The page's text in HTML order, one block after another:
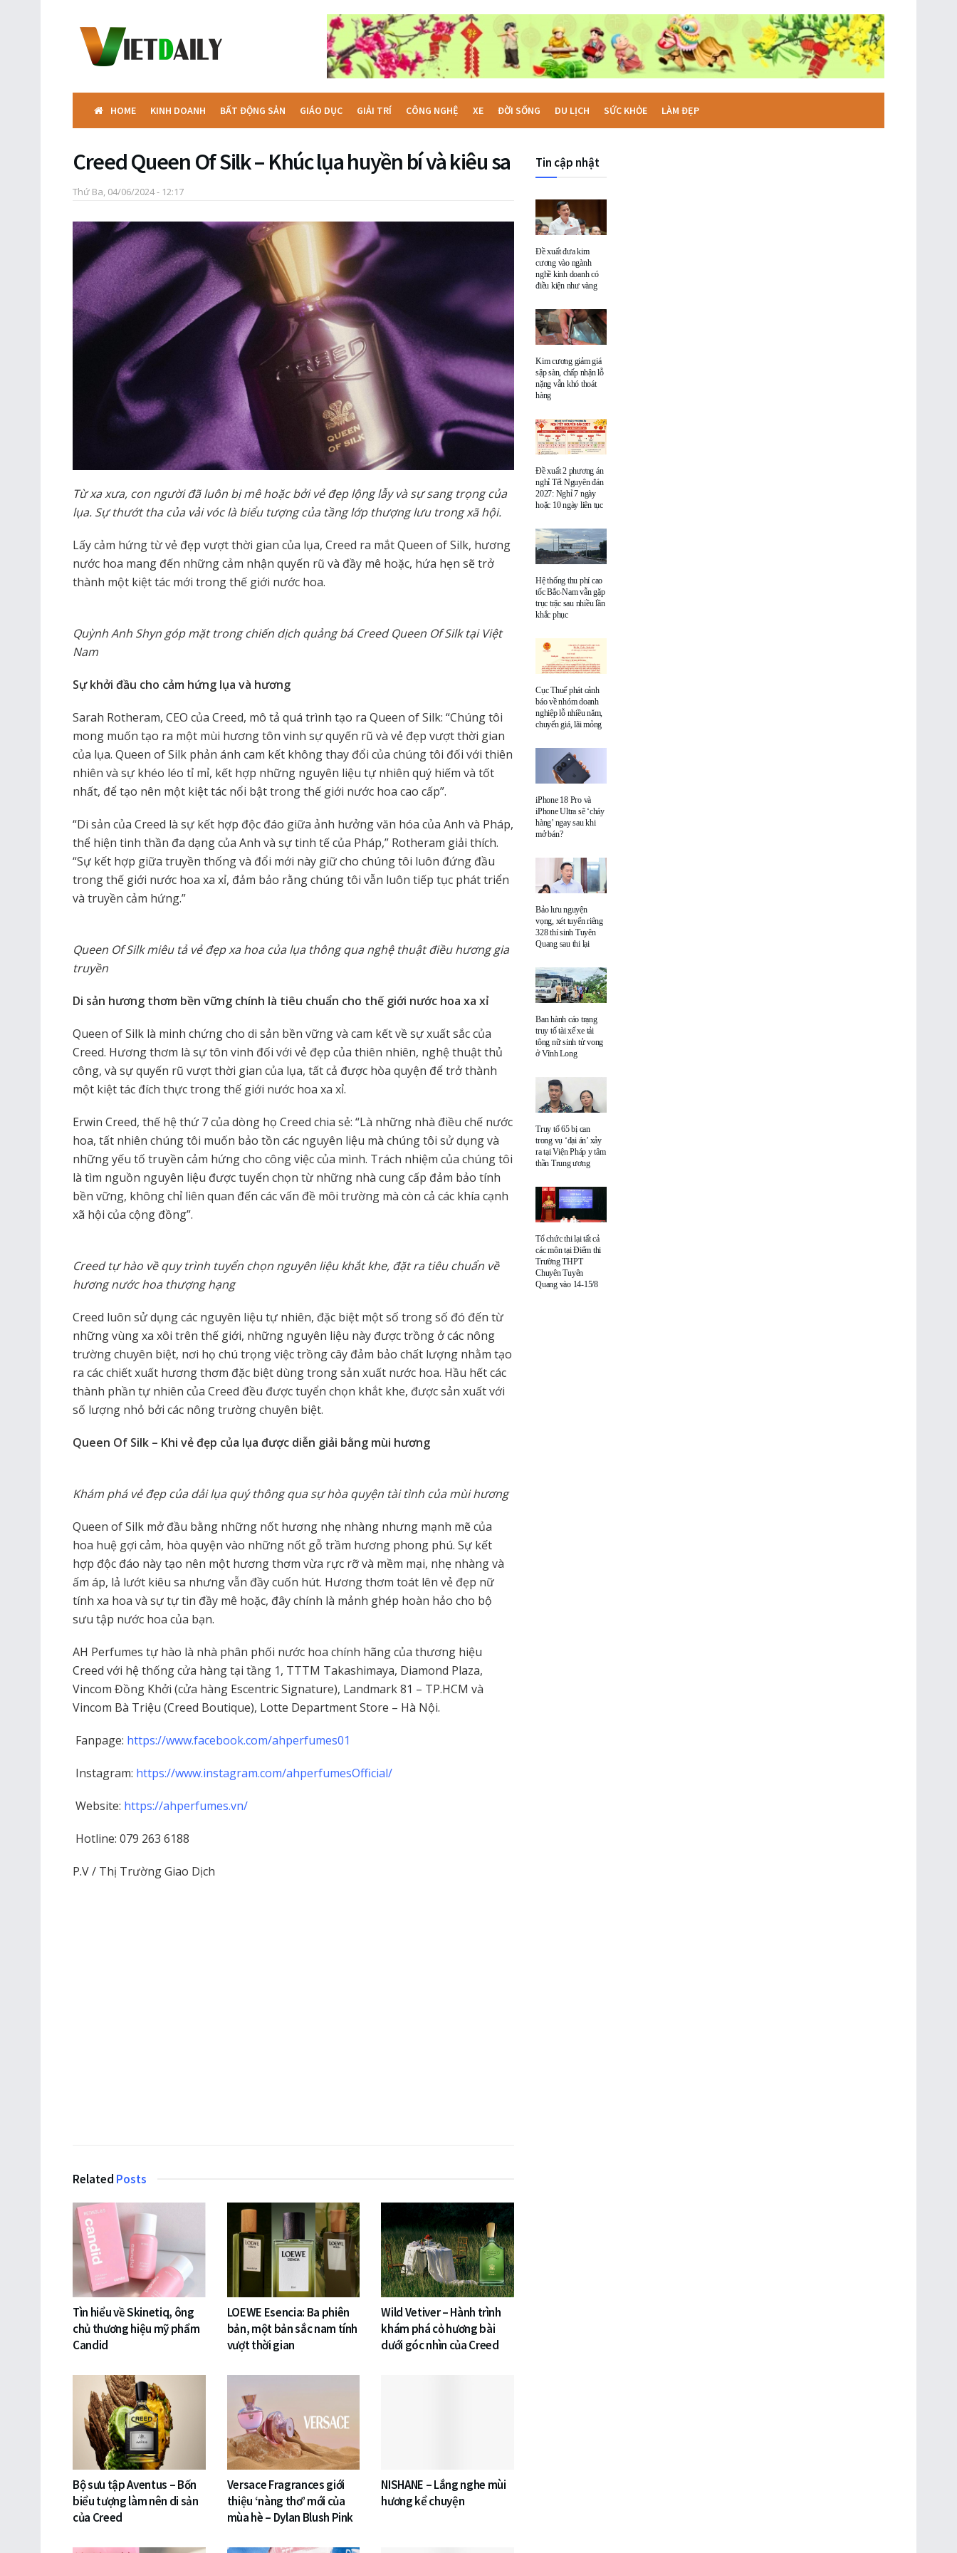
HOME KINH DOANH BẤT ĐỘNG SẢN GIÁO DỤC GIẢI TRÍ CÔNG NGHỆ XE ĐỜI SỐNG DU LỊCH SỨC KHỎE LÀM ĐẸP
Creed Queen Of Silk – Khúc lụa huyền bí và kiêu sa
Thứ Ba, 04/06/2024 - 12:17
Từ xa xưa, con người đã luôn bị mê hoặc bởi vẻ đẹp lộng lẫy và sự sang trọng của
lụa. Sự thướt tha của vải vóc là biểu tượng của tầng lớp thượng lưu trong xã hội.
Lấy cảm hứng từ vẻ đẹp vượt thời gian của lụa, Creed ra mắt Queen of Silk, hương
nước hoa mang đến những cảm nhận quyến rũ và đầy mê hoặc, hứa hẹn sẽ trở
thành một kiệt tác mới trong thế giới nước hoa.
Quỳnh Anh Shyn góp mặt trong chiến dịch quảng bá Creed Queen Of Silk tại Việt
Nam
Sự khởi đầu cho cảm hứng lụa và hương
Sarah Rotheram, CEO của Creed, mô tả quá trình tạo ra Queen of Silk: “Chúng tôi
mong muốn tạo ra một mùi hương tôn vinh sự quyến rũ và vẻ đẹp vượt thời gian
của lụa. Queen of Silk phản ánh cam kết không thay đổi của chúng tôi đối với thiên
nhiên và sự khéo léo tỉ mỉ, kết hợp những nguyên liệu tự nhiên quý hiếm và tốt
nhất, để tạo nên một kiệt tác nổi bật trong thế giới nước hoa cao cấp”.
“Di sản của Creed là sự kết hợp độc đáo giữa ảnh hưởng văn hóa của Anh và Pháp,
thể hiện tinh thần đa dạng của Anh và sự tinh tế của Pháp,” Rotheram giải thích.
“Sự kết hợp giữa truyền thống và đổi mới này giữ cho chúng tôi luôn đứng đầu
trong thế giới nước hoa xa xỉ, đảm bảo rằng chúng tôi vẫn luôn tiếp tục phát triển
và truyền cảm hứng.”
Queen Of Silk miêu tả vẻ đẹp xa hoa của lụa thông qua nghệ thuật điều hương gia
truyền
Di sản hương thơm bền vững chính là tiêu chuẩn cho thế giới nước hoa xa xỉ
Queen of Silk là minh chứng cho di sản bền vững và cam kết về sự xuất sắc của
Creed. Hương thơm là sự tôn vinh đối với vẻ đẹp của thiên nhiên, nghệ thuật thủ
công, và sự quyến rũ vượt thời gian của lụa, tất cả được hòa quyện để trở thành
một kiệt tác đích thực trong thế giới nước hoa xa xỉ.
Erwin Creed, thế hệ thứ 7 của dòng họ Creed chia sẻ: “Là những nhà điều chế nước
hoa, tất nhiên chúng tôi muốn bảo tồn các nguyên liệu mà chúng tôi sử dụng và
những yếu tố truyền cảm hứng cho công việc của mình. Trách nhiệm của chúng tôi
là tìm nguồn nguyên liệu được tuyển chọn từ những nhà cung cấp đảm bảo tính
bền vững, không chỉ liên quan đến các vấn đề môi trường mà còn cả các khía cạnh
xã hội của cộng đồng”.
Creed tự hào về quy trình tuyển chọn nguyên liệu khắt khe, đặt ra tiêu chuẩn về
hương nước hoa thượng hạng
Creed luôn sử dụng các nguyên liệu tự nhiên, đặc biệt một số trong số đó đến từ
những vùng xa xôi trên thế giới, những nguyên liệu này được trồng ở các nông
trường chuyên biệt, nơi họ chú trọng việc trồng cây đảm bảo chất lượng nhằm tạo
ra các chiết xuất hương thơm đặc biệt dùng trong sản xuất nước hoa. Hầu hết các
thành phần tự nhiên của Creed đều được tuyển chọn khắt khe, được sản xuất với
số lượng nhỏ bởi các nông trường chuyên biệt.
Queen Of Silk – Khi vẻ đẹp của lụa được diễn giải bằng mùi hương
Khám phá vẻ đẹp của dải lụa quý thông qua sự hòa quyện tài tình của mùi hương
Queen of Silk mở đầu bằng những nốt hương nhẹ nhàng nhưng mạnh mẽ của
hoa huệ gợi cảm, hòa quyện vào những nốt gỗ trầm hương phong phú. Sự kết
hợp độc đáo này tạo nên một hương thơm vừa rực rỡ và mềm mại, nhẹ nhàng và
ấm áp, lả lướt kiêu sa nhưng vẫn đầy cuốn hút. Hương thơm toát lên vẻ đẹp nữ
tính xa hoa và sự tự tin đầy mê hoặc, đây chính là mảnh ghép hoàn hảo cho bộ
sưu tập nước hoa của bạn.
AH Perfumes tự hào là nhà phân phối nước hoa chính hãng của thương hiệu
Creed với hệ thống cửa hàng tại tầng 1, TTTM Takashimaya, Diamond Plaza,
Vincom Đồng Khởi (cửa hàng Escentric Signature), Landmark 81 – TP.HCM và
Vincom Bà Triệu (Creed Boutique), Lotte Department Store – Hà Nội.
Fanpage: https://www.facebook.com/ahperfumes01
Instagram: https://www.instagram.com/ahperfumesOfficial/
Website: https://ahperfumes.vn/
Hotline: 079 263 6188
P.V / Thị Trường Giao Dịch
Related Posts
Tìn hiểu về Skinetiq, ông
chủ thương hiệu mỹ phẩm
Candid
LOEWE Esencia: Ba phiên
bản, một bản sắc nam tính
vượt thời gian
Wild Vetiver – Hành trình
khám phá cỏ hương bài
dưới góc nhìn của Creed
Bộ sưu tập Aventus – Bốn
biểu tượng làm nên di sản
của Creed
Versace Fragrances giới
thiệu ‘nàng thơ’ mới của
mùa hè – Dylan Blush Pink
NISHANE – Lắng nghe mùi
hương kể chuyện
Tin cập nhật
Đề xuất đưa kim
cương vào ngành
nghề kinh doanh có
điều kiện như vàng
Kim cương giảm giá
sập sàn, chấp nhận lỗ
nặng vẫn khó thoát
hàng
Đề xuất 2 phương án
nghỉ Tết Nguyên đán
2027: Nghỉ 7 ngày
hoặc 10 ngày liên tục
Hệ thống thu phí cao
tốc Bắc-Nam vẫn gặp
trục trặc sau nhiều lần
khắc phục
Cục Thuế phát cảnh
báo về nhóm doanh
nghiệp lỗ nhiều năm,
chuyển giá, lãi mỏng
iPhone 18 Pro và
iPhone Ultra sẽ ‘cháy
hàng’ ngay sau khi
mở bán?
Bảo lưu nguyện
vọng, xét tuyển riêng
328 thí sinh Tuyên
Quang sau thi lại
Ban hành cáo trạng
truy tố tài xế xe tải
tông nữ sinh tử vong
ở Vĩnh Long
Truy tố 65 bị can
trong vụ ‘đại án’ xảy
ra tại Viện Pháp y tâm
thần Trung ương
Tổ chức thi lại tất cả
các môn tại Điểm thi
Trường THPT
Chuyên Tuyên
Quang vào 14-15/8